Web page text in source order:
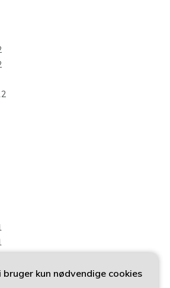
bruger kun nødvendige cookies